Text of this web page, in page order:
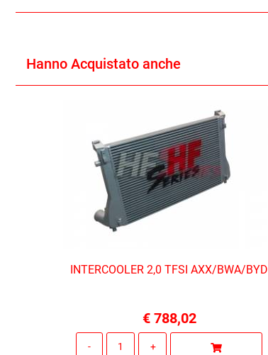
Hanno Acquistato anche
INTERCOOLER 2,0 TFSI AXX/BWA/BYD
€ 788,02